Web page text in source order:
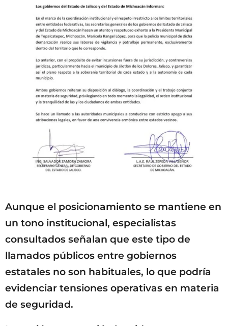
Aunque el posicionamiento se mantiene en
un tono institucional, especialistas
consultados señalan que este tipo de
llamados públicos entre gobiernos
estatales no son habituales, lo que podría
evidenciar tensiones operativas en materia
de seguridad.